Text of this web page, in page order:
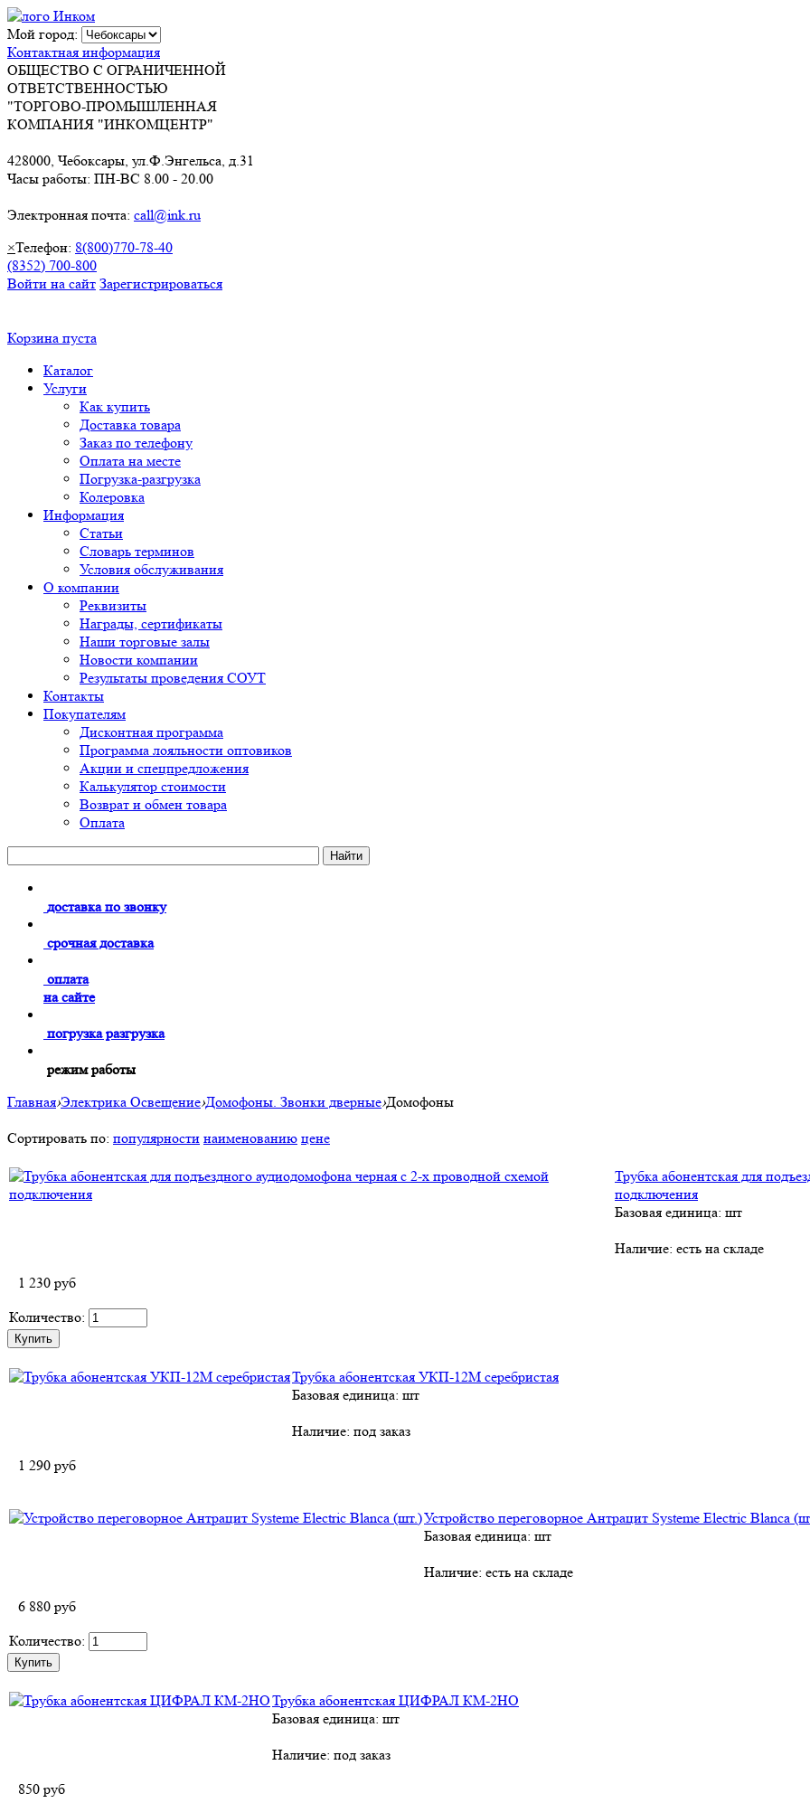
Мой город:
Контактная информация
ОБЩЕСТВО С ОГРАНИЧЕННОЙ
ОТВЕТСТВЕННОСТЬЮ
"ТОРГОВО-ПРОМЫШЛЕННАЯ
КОМПАНИЯ "ИНКОМЦЕНТР"
428000, Чебоксары, ул.Ф.Энгельса, д.31
Часы работы: ПН-ВС 8.00 - 20.00
Электронная почта: call@ink.ru
×Телефон: 8(800)770-78-40
(8352) 700-800
Войти на сайт Зарегистрироваться
Корзина пуста
Каталог
Услуги
Как купить
Доставка товара
Заказ по телефону
Оплата на месте
Погрузка-разгрузка
Колеровка
Информация
Статьи
Словарь терминов
Условия обслуживания
О компании
Реквизиты
Награды, сертификаты
Наши торговые залы
Новости компании
Результаты проведения СОУТ
Контакты
Покупателям
Дисконтная программа
Программа лояльности оптовиков
Акции и спецпредложения
Калькулятор стоимости
Возврат и обмен товара
Оплата
доставка по звонку
срочная доставка
оплата
на сайте
погрузка разгрузка
режим работы
Главная›Электрика Освещение›Домофоны. Звонки дверные›Домофоны
Сортировать по: популярности наименованию цене
Трубка абонентская для
подключения
Базовая единица: шт
Наличие: есть на складе
1 230 руб
Количество:
Трубка абонентская УКП-12М серебристая
Базовая единица: шт
Наличие: под заказ
1 290 руб
Устройство переговорное Антрацит Systeme Electric Blanca
Базовая единица: шт
Наличие: есть на складе
6 880 руб
Количество:
Трубка абонентская ЦИФРАЛ КМ-2НО
Базовая единица: шт
Наличие: под заказ
850 руб